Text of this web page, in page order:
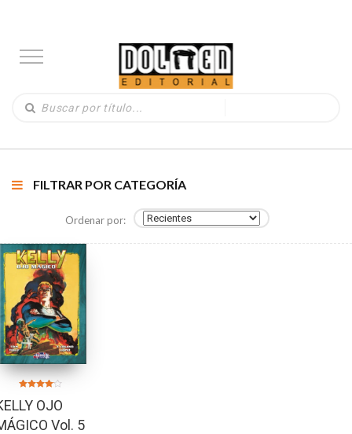
FILTRAR POR CATEGORÍA
Ordenar por:
en
4.00
de 5
OJO
Vol. 5